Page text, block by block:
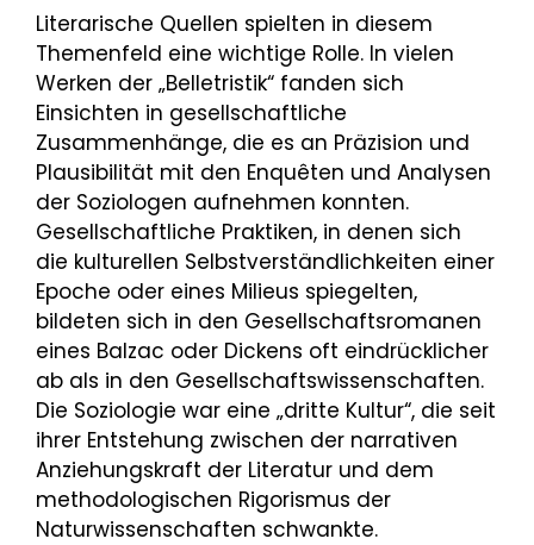
Literarische Quellen spielten in diesem
Themenfeld eine wichtige Rolle. In vielen
Werken der „Belletristik“ fanden sich
Einsichten in gesellschaftliche
Zusammenhänge, die es an Präzision und
Plausibilität mit den Enquêten und Analysen
der Soziologen aufnehmen konnten.
Gesellschaftliche Praktiken, in denen sich
die kulturellen Selbstverständlichkeiten einer
Epoche oder eines Milieus spiegelten,
bildeten sich in den Gesellschaftsromanen
eines Balzac oder Dickens oft eindrücklicher
ab als in den Gesellschaftswissenschaften.
Die Soziologie war eine „dritte Kultur“, die seit
ihrer Entstehung zwischen der narrativen
Anziehungskraft der Literatur und dem
methodologischen Rigorismus der
Naturwissenschaften schwankte.